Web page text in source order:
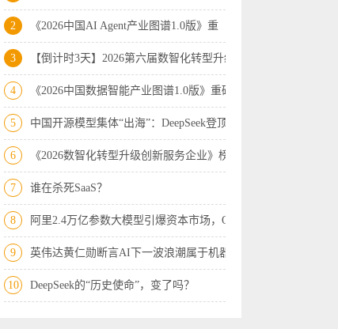
2 《2026中国AI Agent产业图谱1.0版》重
3 【倒计时3天】2026第六届数智化转型升级
4 《2026中国数据智能产业图谱1.0版》重磅
5 中国开源模型集体“出海”：DeepSeek登顶
6 《2026数智化转型升级创新服务企业》榜
7 谁在杀死SaaS？
8 阿里2.4万亿参数大模型引爆资本市场，Op
9 英伟达黄仁勋断言AI下一波浪潮属于机器人
10 DeepSeek的“历史使命”，变了吗？